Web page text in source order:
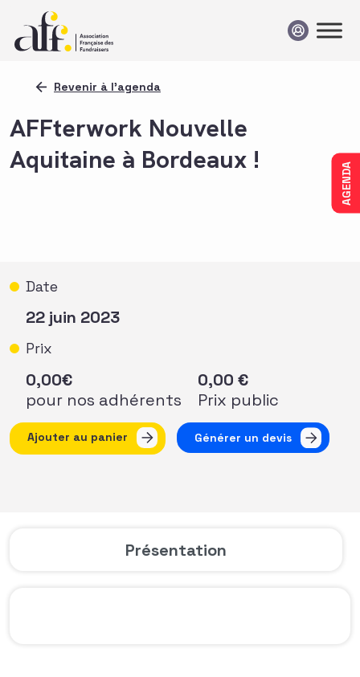
AGENDA
Revenir à l'agenda
AFFterwork Nouvelle
Aquitaine à Bordeaux !
Date
22 juin 2023
Prix
0,00€
pour nos adhérents
0,00 €
Prix public
quantité de AFFterwork Nouvelle Aquitaine à Bordeaux !
Ajouter au panier Générer un devis
Présentation